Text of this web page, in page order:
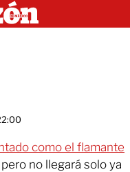
como el flamante
pero no llegará solo ya